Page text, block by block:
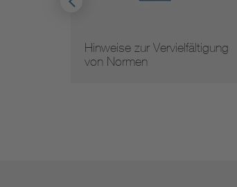
Hinweise zur Vervielfältigung
von Normen